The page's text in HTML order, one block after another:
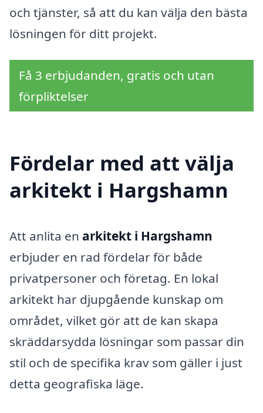
och tjänster, så att du kan välja den bästa
lösningen för ditt projekt.
Få 3 erbjudanden, gratis och utan
förpliktelser
Fördelar med att välja
arkitekt i Hargshamn
Att anlita en arkitekt i Hargshamn
erbjuder en rad fördelar för både
privatpersoner och företag. En lokal
arkitekt har djupgående kunskap om
området, vilket gör att de kan skapa
skräddarsydda lösningar som passar din
stil och de specifika krav som gäller i just
detta geografiska läge.